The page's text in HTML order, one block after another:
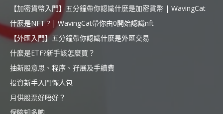
【加密貨幣入門】五分鐘帶你認識什麼是加密貨幣 | WavingCat
什麼是NFT ? | WavingCat帶你由0開始認識nft
【外匯入門】五分鐘帶你認識什麼是外匯交易
什麼是ETF?新手該怎麼買？
抽新股意思、程序、孖展及手續費
投資新手入門懶人包
月供股票好唔好？